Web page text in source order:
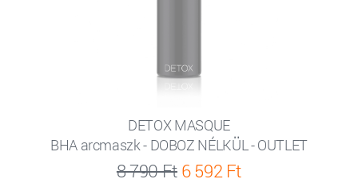
DETOX MASQUE
BHA arcmaszk - DOBOZ NÉLKÜL - OUTLET
8 790 Ft 6 592 Ft